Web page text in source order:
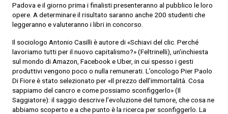
Padova e il giorno prima i finalisti presenteranno al pubblico le loro
opere. A determinare il risultato saranno anche 200 studenti che
leggeranno e valuteranno i libri in concorso.
Il sociologo Antonio Casilli è autore di «Schiavi del clic. Perché
lavoriamo tutti per il nuovo capitalismo?» (Feltrinelli), un’inchiesta
sul mondo di Amazon, Facebook e Uber, in cui spesso i gesti
produttivi vengono poco o nulla remunerati. L’oncologo Pier Paolo
Di Fiore è stato selezionato per «Il prezzo dell’immortalità. Cosa
sappiamo del cancro e come possiamo sconfiggerlo» (Il
Saggiatore): il saggio descrive l’evoluzione del tumore, che cosa ne
abbiamo scoperto e a che punto è la ricerca per sconfiggerlo. La